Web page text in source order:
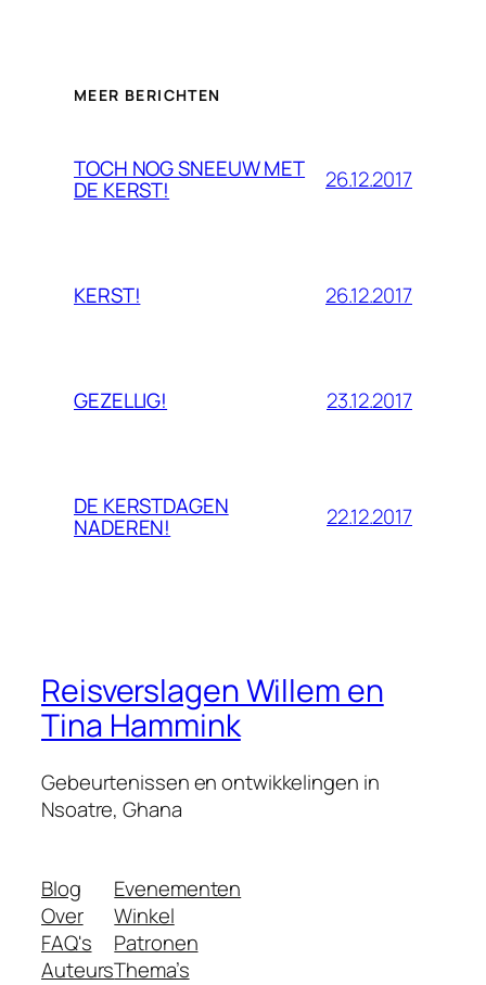
MEER BERICHTEN
TOCH NOG SNEEUW MET
DE KERST! 26.12.2017
KERST! 26.12.2017
GEZELLIG! 23.12.2017
DE KERSTDAGEN
NADEREN! 22.12.2017
Reisverslagen Willem en
Tina Hammink
Gebeurtenissen en ontwikkelingen in
Nsoatre, Ghana
Blog
Over
FAQ's
Auteurs
Evenementen
Winkel
Patronen
Thema’s